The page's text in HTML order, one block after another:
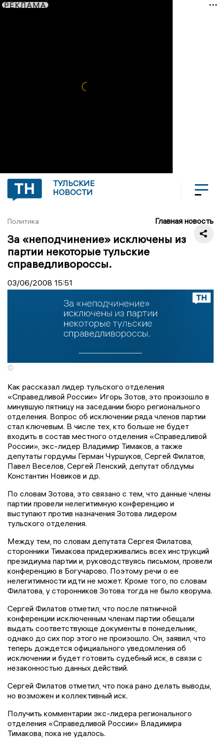
РЕКЛАМА
ТУЛЬСКИЕ
НОВОСТИ
Политика Главная новость
За «неподчинение» исключены из
партии некоторые тульские
справедливороссы.
03/06/2008 15:51
©
Как рассказал лидер тульского отделения
«Справедливой России» Игорь Зотов, это произошло в
минувшую пятницу на заседании бюро регионального
отделения. Вопрос об исключении ряда членов партии
стал ключевым. В числе тех, кто больше не будет
входить в состав местного отделения «Справедливой
России», экс-лидер Владимир Тимаков, а также
депутаты гордумы Герман Чуршуков, Сергей Филатов,
Павел Веселов, Сергей Ленский, депутат облдумы
Константин Новиков и др.
По словам Зотова, это связано с тем, что данные члены
партии провели нелегитимную конференцию и
выступают против назначения Зотова лидером
тульского отделения.
Между тем, по словам депутата Сергея Филатова,
сторонники Тимакова придерживались всех инструкций
президиума партии и, руководствуясь письмом, провели
конференцию в Богучарово. Поэтому речи о ее
нелегитимности идти не может. Кроме того, по словам
Филатова, у сторонников Зотова тогда не было кворума.
Сергей Филатов отметил, что после пятничной
конференции исключенным членам партии обещали
выдать соответствующе документы в понедельник,
однако до сих пор этого не произошло. Он, заявил, что
теперь дождется официального уведомления об
исключении и будет готовить судебный иск, в связи с
незаконностью данных действий.
Сергей Филатов отметил, что пока рано делать выводы,
но возможен и коллективный иск.
Получить комментарии экс-лидера регионального
отделения «Справедливой России» Владимира
Тимакова, пока не удалось.